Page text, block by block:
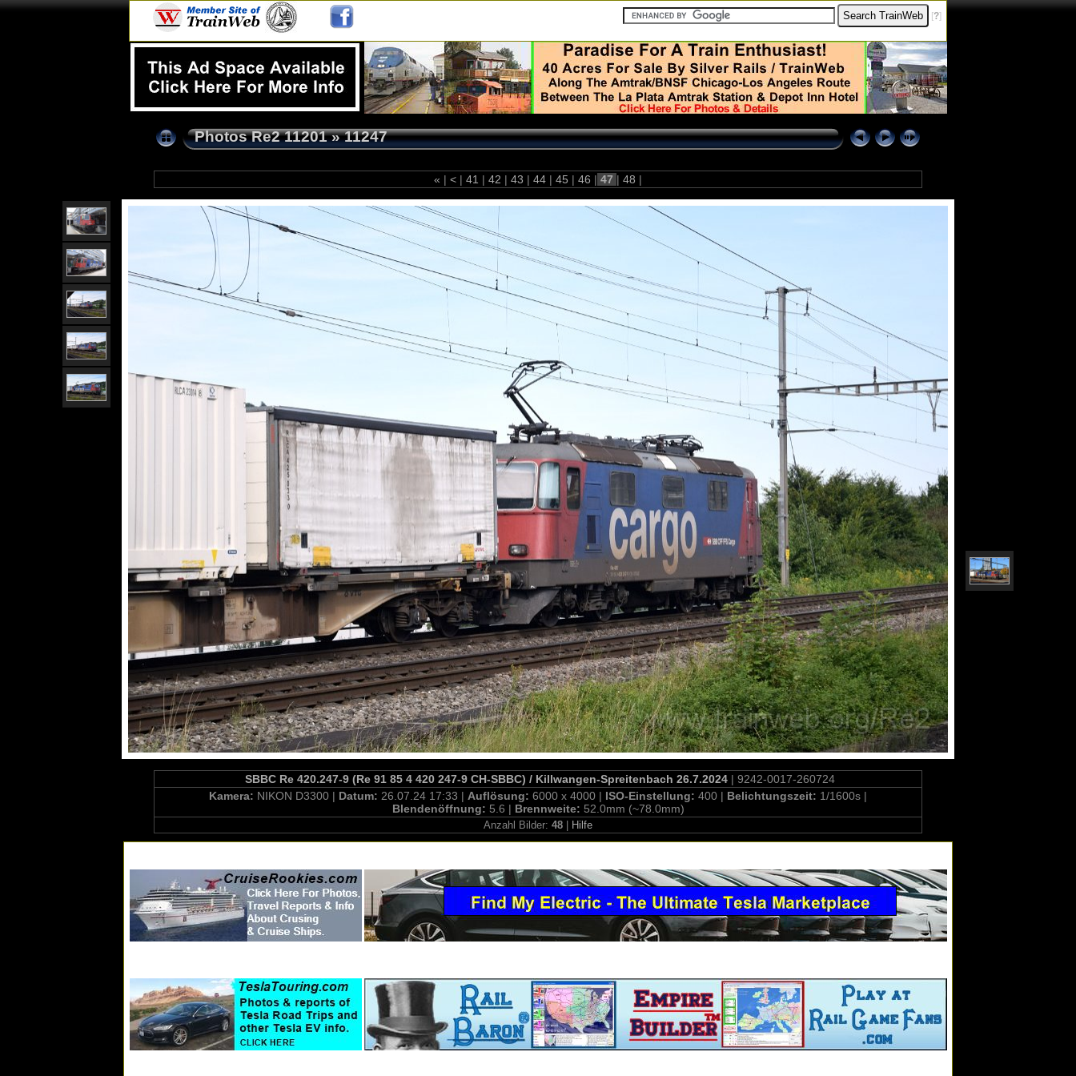
[?]
Photos Re2 11201»11247
« | < | 41 | 42 | 43 | 44 | 45 | 46 | 47 | 48 |
SBBC Re 420.247-9 (Re 91 85 4 420 247-9 CH-SBBC) / Killwangen-Spreitenbach 26.7.2024| 9242-0017-260724
Kamera: NIKON D3300 | Datum: 26.07.24 17:33 | Auflösung: 6000 x 4000 | ISO-Einstellung: 400 | Belichtungszeit: 1/1600s |
Blendenöffnung: 5.6 | Brennweite: 52.0mm (~78.0mm)
Anzahl Bilder: 48 Hilfe